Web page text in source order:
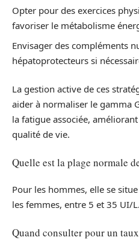
Opter pour des exercices
favoriser le métabolisme
Envisager des compléments
hépatoprotecteurs si
La gestion active de ces
aider à normaliser le gamma
la fatigue associée,
qualité de vie.
Quelle est la plage normale
Pour les hommes, elle se
les femmes, entre 5 et 35 UI/L.
Quand consulter pour un